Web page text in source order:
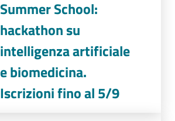
Summer School:
hackathon su
intelligenza artificiale
e biomedicina.
Iscrizioni fino al 5/9